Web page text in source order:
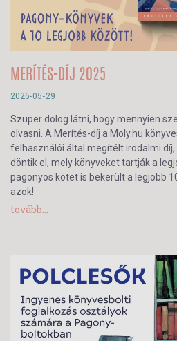
MERÍTÉS-DÍJ 2025
2026-05-29
Szuper dolog látni, hogy mennyien
olvasni. A Merítés-díj a Moly.hu
felhasználói által megítélt irodalmi
döntik el, mely könyveket tartják a
pagonyos kötet is bekerült a legjobb
azok!
tovább...